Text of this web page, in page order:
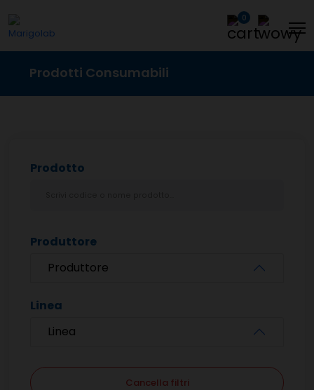
0
Prodotti Consumabili
Prodotto
Produttore
Produttore
Linea
Linea
Cancella filtri